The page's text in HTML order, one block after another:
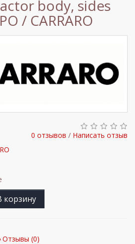
body, sides
/ CARRARO
0 отзывов / Написать отзыв
корзину
Отзывы (0)